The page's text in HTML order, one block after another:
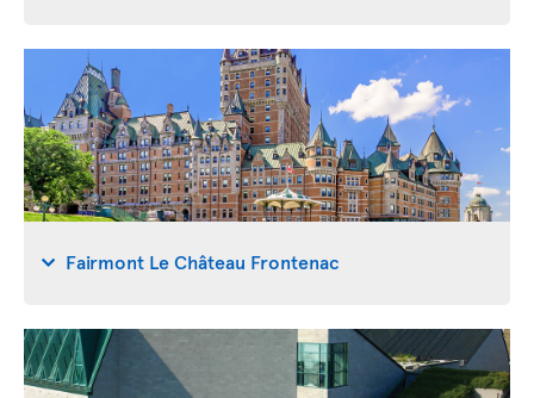
Fairmont Le Château Frontenac